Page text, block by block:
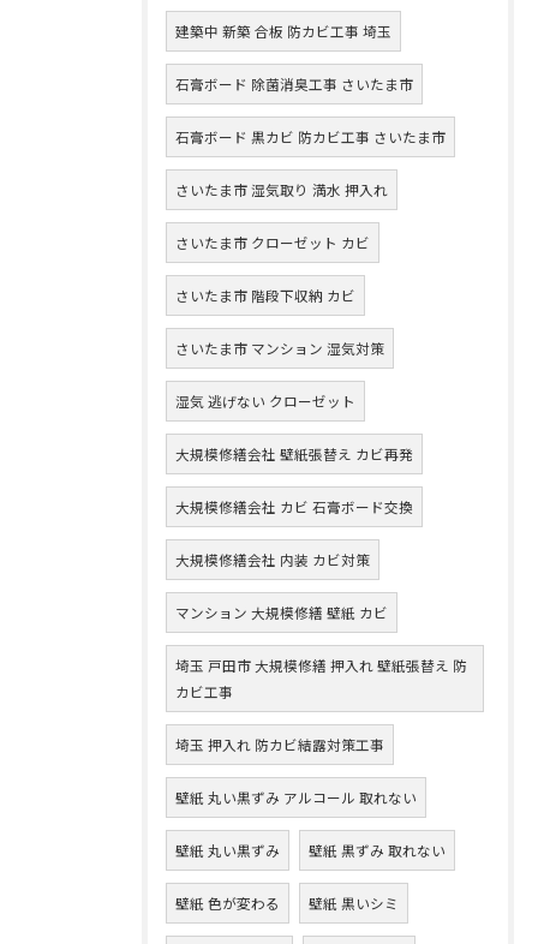
建築中 新築 合板 防カビ工事 埼玉
石膏ボード 除菌消臭工事 さいたま市
石膏ボード 黒カビ 防カビ工事 さいたま市
さいたま市 湿気取り 満水 押入れ
さいたま市 クローゼット カビ
さいたま市 階段下収納 カビ
さいたま市 マンション 湿気対策
湿気 逃げない クローゼット
大規模修繕会社 壁紙張替え カビ再発
大規模修繕会社 カビ 石膏ボード交換
大規模修繕会社 内装 カビ対策
マンション 大規模修繕 壁紙 カビ
埼玉 戸田市 大規模修繕 押入れ 壁紙張替え 防
カビ工事
埼玉 押入れ 防カビ結露対策工事
壁紙 丸い黒ずみ アルコール 取れない
壁紙 丸い黒ずみ 壁紙 黒ずみ 取れない
壁紙 色が変わる 壁紙 黒いシミ